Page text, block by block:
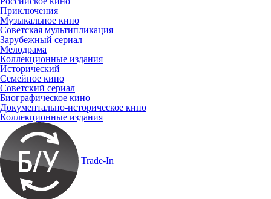
Приключения
Музыкальное кино
Советская мультипликация
Зарубежный сериал
Мелодрама
Коллекционные издания
Исторический
Семейное кино
Советский сериал
Биографическое кино
Документально-историческое кино
Коллекционные издания
Trade-In